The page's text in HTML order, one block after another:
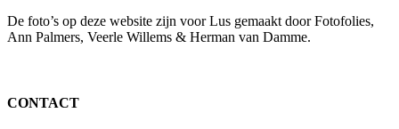
De foto’s op deze website zijn voor Lus gemaakt door Fotofolies,
Ann Palmers, Veerle Willems & Herman van Damme.
CONTACT